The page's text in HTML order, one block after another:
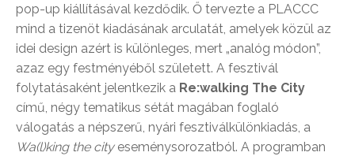
pop-up kiállításával kezdődik. Ő tervezte a PLACCC
mind a tizenöt kiadásának arculatát, amelyek közül az
idei design azért is különleges, mert „analóg módon”,
azaz egy festményéből született. A fesztivál
folytatásaként jelentkezik a Re:walking The City
című, négy tematikus sétát magában foglaló
válogatás a népszerű, nyári fesztiválkülönkiadás, a
Wa(l)king the cityeseménysorozatból. A programban